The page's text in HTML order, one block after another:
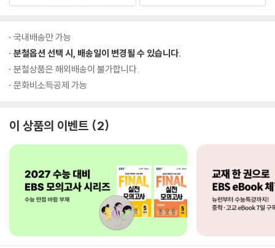
국내배송만 가능
분철옵션 선택 시, 배송일이 변경될 수 있습니다.
분철상품은 해외배송이 불가합니다.
문화비소득공제 가능
이 상품의 이벤트 2